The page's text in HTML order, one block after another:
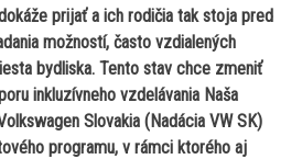
prijať a ich rodičia tak stoja pred
možností, často vzdialených
bydliska. Tento stav chce zmeniť
inkluzívneho vzdelávania Naša
Slovakia (Nadácia VW SK)
programu, v rámci ktorého aj